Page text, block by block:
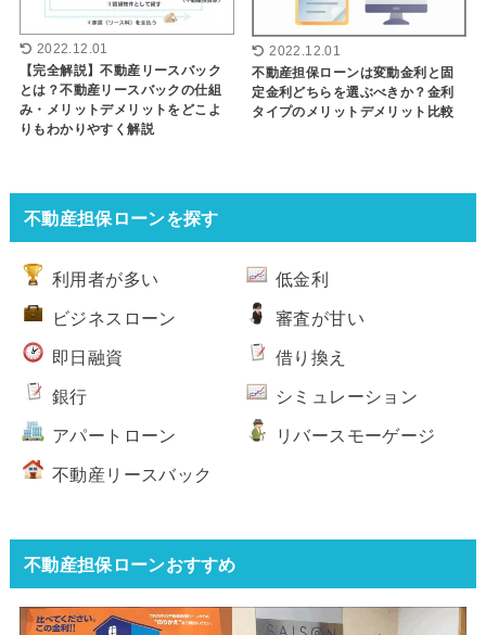
2022.12.01
【完全解説】不動産リースバック
とは？不動産リースバックの仕組
み・メリットデメリットをどこよ
りもわかりやすく解説
2022.12.01
不動産担保ローンは変動金利と固
定金利どちらを選ぶべきか？金利
タイプのメリットデメリット比較
不動産担保ローンを探す
利用者が多い 低金利
ビジネスローン 審査が甘い
即日融資 借り換え
銀行 シミュレーション
アパートローン リバースモーゲージ
不動産リースバック
不動産担保ローンおすすめ